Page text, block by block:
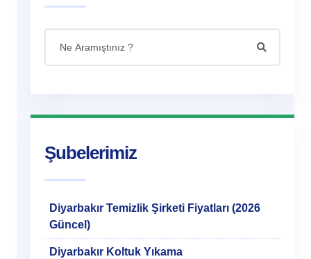
Şubelerimiz
Diyarbakır Temizlik Şirketi Fiyatları (2026
Güncel)
Diyarbakır Koltuk Yıkama